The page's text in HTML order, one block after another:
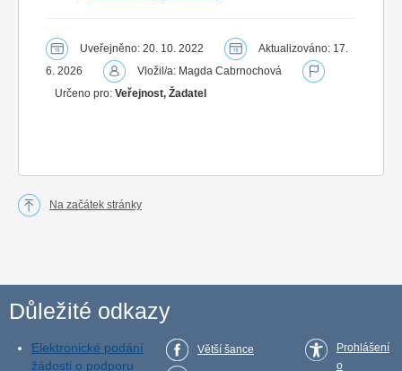
Uveřejněno: 20. 10. 2022
Aktualizováno: 17.
6. 2026
Vložil/a: Magda Cabrnochová
Určeno pro: Veřejnost, Žadatel
Na začátek stránky
Důležité odkazy
Elektronické podání
žádosti o podporu
Větší šance
Prohlášení
o